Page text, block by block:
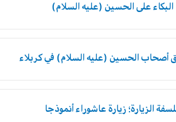
البكاء على الحسين (عليه السلام)
أصحاب الحسين (عليه السلام) في كربلاء
الزيارة؛ زيارة عاشوراء أنموذجا